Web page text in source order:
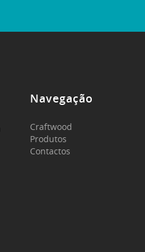
Navegação
Craftwood
Produtos
Contactos